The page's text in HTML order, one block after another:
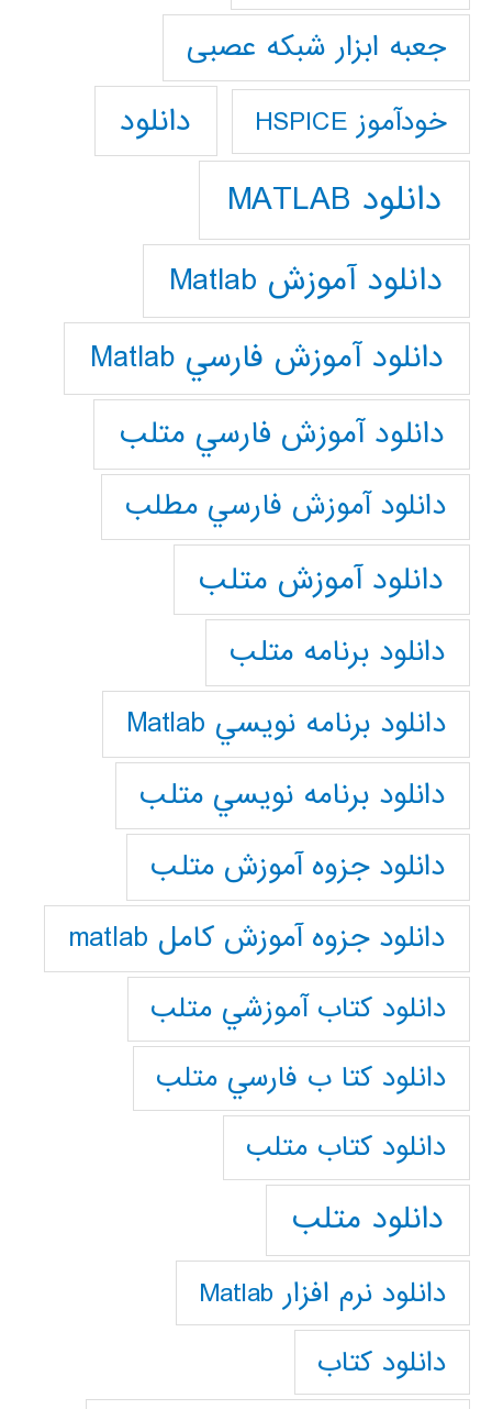
جعبه ابزار شبکه عصبی
خودآموز HSPICE دانلود
دانلود MATLAB
دانلود آموزش Matlab
دانلود آموزش فارسي Matlab
دانلود آموزش فارسي متلب
دانلود آموزش فارسي مطلب
دانلود آموزش متلب
دانلود برنامه متلب
دانلود برنامه نويسي Matlab
دانلود برنامه نويسي متلب
دانلود جزوه آموزش متلب
دانلود جزوه آموزش کامل matlab
دانلود كتاب آموزشي متلب
دانلود كتا ب فارسي متلب
دانلود كتاب متلب
دانلود متلب
دانلود نرم افزار Matlab
دانلود کتاب